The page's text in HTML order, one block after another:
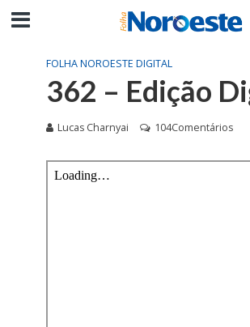
FOLHA NOROESTE DIGITAL
362 – Edição
Lucas Charnyai 104Comentários